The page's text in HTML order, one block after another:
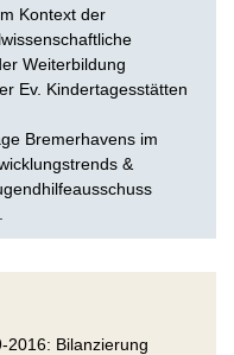
Kontext der
Weiterbildung
Ev. Kindertagesstätten
Bremerhavens im
&
2016: Bilanzierung